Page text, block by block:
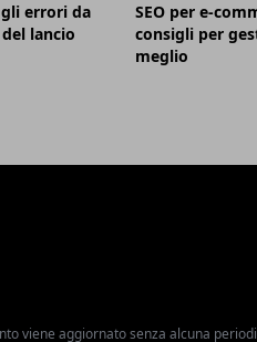
errori da
lancio
SEO per e-
consigli per
meglio
viene aggiornato senza alcuna